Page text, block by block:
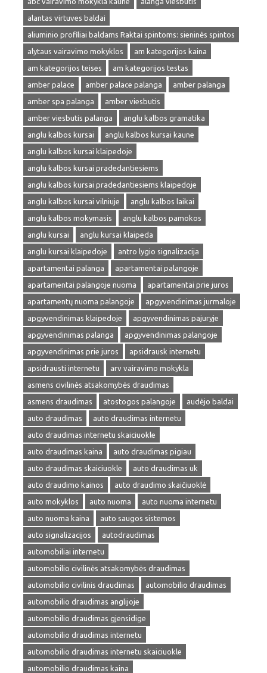
alantas virtuves baldai
aliuminio profiliai baldams Raktai spintoms: sieninės spintos
alytaus vairavimo mokyklos
am kategorijos kaina
am kategorijos teises
am kategorijos testas
amber palace
amber palace palanga
amber palanga
amber spa palanga
amber viesbutis
amber viesbutis palanga
anglu kalbos gramatika
anglu kalbos kursai
anglu kalbos kursai kaune
anglu kalbos kursai klaipedoje
anglu kalbos kursai pradedantiesiems
anglu kalbos kursai pradedantiesiems klaipedoje
anglu kalbos kursai vilniuje
anglu kalbos laikai
anglu kalbos mokymasis
anglu kalbos pamokos
anglu kursai
anglu kursai klaipeda
anglu kursai klaipedoje
antro lygio signalizacija
apartamentai palanga
apartamentai palangoje
apartamentai palangoje nuoma
apartamentai prie juros
apartamentų nuoma palangoje
apgyvendinimas jurmaloje
apgyvendinimas klaipedoje
apgyvendinimas pajuryje
apgyvendinimas palanga
apgyvendinimas palangoje
apgyvendinimas prie juros
apsidrausk internetu
apsidrausti internetu
arv vairavimo mokykla
asmens civilinės atsakomybės draudimas
asmens draudimas
atostogos palangoje
audėjo baldai
auto draudimas
auto draudimas internetu
auto draudimas internetu skaiciuokle
auto draudimas kaina
auto draudimas pigiau
auto draudimas skaiciuokle
auto draudimas uk
auto draudimo kainos
auto draudimo skaičiuoklė
auto mokyklos
auto nuoma
auto nuoma internetu
auto nuoma kaina
auto saugos sistemos
auto signalizacijos
autodraudimas
automobiliai internetu
automobilio civilinės atsakomybės draudimas
automobilio civilinis draudimas
automobilio draudimas
automobilio draudimas anglijoje
automobilio draudimas gjensidige
automobilio draudimas internetu
automobilio draudimas internetu skaiciuokle
automobilio draudimas kaina